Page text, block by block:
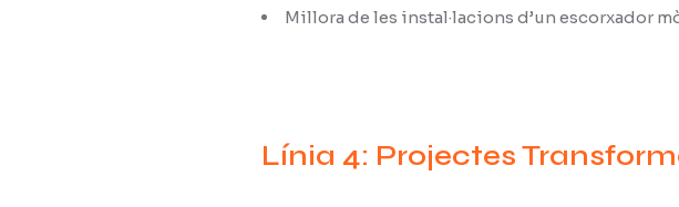
Millora de les instal·lacions d’un escorxador
Línia 4: Projectes